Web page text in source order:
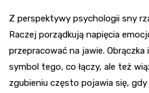
Z perspektywy psychologii sny
Raczej porządkują napięcia
przepracować na jawie. Obrączka
symbol tego, co łączy, ale też
zgubieniu często pojawia się,